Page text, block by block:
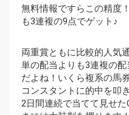
無料情報ですらこの精度
も3連複の9点でゲット♪
両重賞ともに比較的人気
単の配当よりも3連複の
だよね！いくら複系の馬
コンスタントに的中を叩
2日間連続で当てて見せた